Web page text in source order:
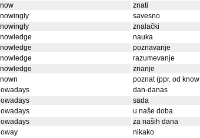
znati
savesno
znalački
nauka
poznavanje
razumevanje
znanje
poznat (ppr. od know
dan-danas
sada
u naše doba
za naših dana
nikako